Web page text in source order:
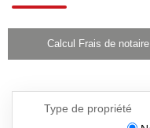
Calcul Frais de notaire